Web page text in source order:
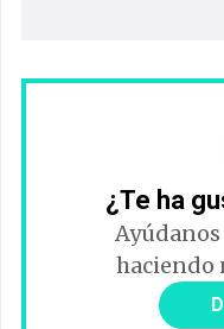
¿Te ha
haciendo